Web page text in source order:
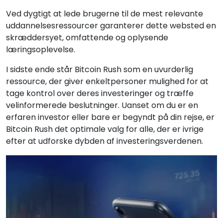
Ved dygtigt at lede brugerne til de mest relevante
uddannelsesressourcer garanterer dette websted en
skræddersyet, omfattende og oplysende
læringsoplevelse.
I sidste ende står Bitcoin Rush som en uvurderlig
ressource, der giver enkeltpersoner mulighed for at
tage kontrol over deres investeringer og træffe
velinformerede beslutninger. Uanset om du er en
erfaren investor eller bare er begyndt på din rejse, er
Bitcoin Rush det optimale valg for alle, der er ivrige
efter at udforske dybden af investeringsverdenen.